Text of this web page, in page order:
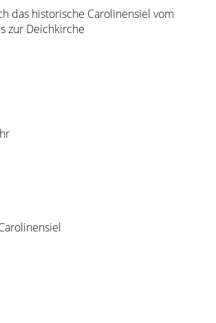
das historische Carolinensiel vom
zur Deichkirche